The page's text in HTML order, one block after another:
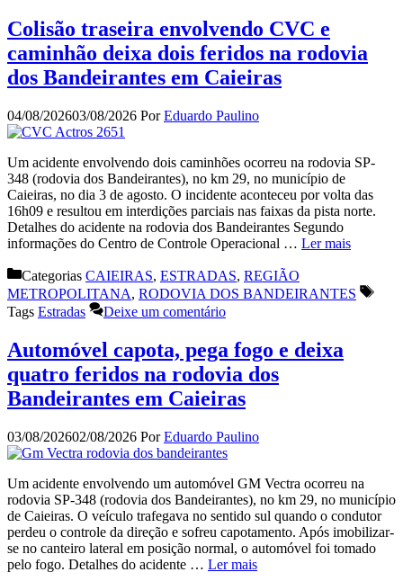
Colisão traseira envolvendo CVC e
caminhão deixa dois feridos na rodovia
dos Bandeirantes em Caieiras
04/08/202603/08/2026 PorEduardo Paulino
Um acidente envolvendo dois caminhões ocorreu na rodovia SP-
348 (rodovia dos Bandeirantes), no km 29, no município de
Caieiras, no dia 3 de agosto. O incidente aconteceu por volta das
16h09 e resultou em interdições parciais nas faixas da pista norte.
Detalhes do acidente na rodovia dos Bandeirantes Segundo
informações do Centro de Controle Operacional … Ler mais
Categorias CAIEIRAS, ESTRADAS, REGIÃO
METROPOLITANA, RODOVIA DOS BANDEIRANTES
Tags Estradas Deixe um comentário
Automóvel capota, pega fogo e deixa
quatro feridos na rodovia dos
Bandeirantes em Caieiras
03/08/202602/08/2026 PorEduardo Paulino
Um acidente envolvendo um automóvel GM Vectra ocorreu na
rodovia SP-348 (rodovia dos Bandeirantes), no km 29, no município
de Caieiras. O veículo trafegava no sentido sul quando o condutor
perdeu o controle da direção e sofreu capotamento. Após imobilizar-
se no canteiro lateral em posição normal, o automóvel foi tomado
pelo fogo. Detalhes do acidente … Ler mais